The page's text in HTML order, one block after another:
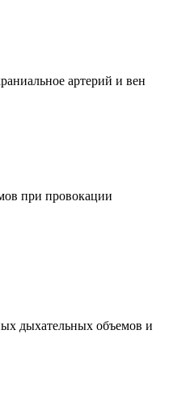
артерий и вен
при провокации
дыхательных объемов и